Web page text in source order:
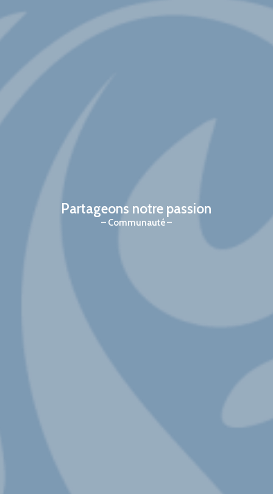
Partageons notre passion
Communauté